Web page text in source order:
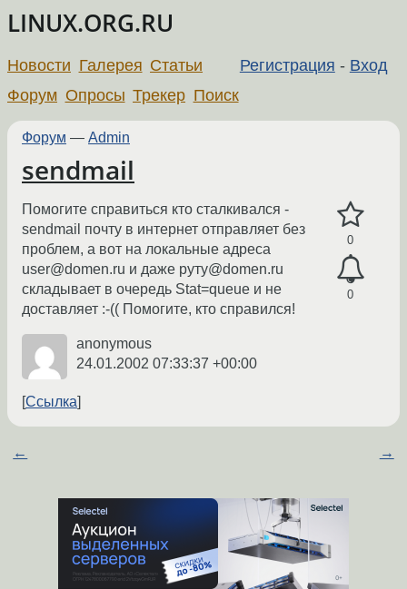
LINUX.ORG.RU
Регистрация - Вход
Новости Галерея Статьи
Форум Опросы Трекер Поиск
Форум — Admin
sendmail
0
0
Помогите справиться кто сталкивался -
sendmail почту в интернет отправляет без
проблем, а вот на локальные адреса
user@domen.ru и даже руту@domen.ru
складывает в очередь Stat=queue и не
доставляет :-(( Помогите, кто справился!
anonymous
24.01.2002 07:33:37 +00:00
Ссылка
← →